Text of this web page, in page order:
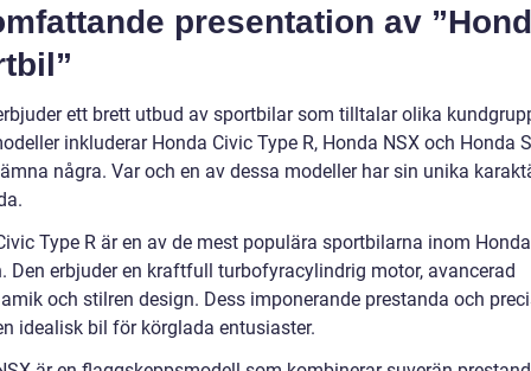
presentation av
ett brett utbud av sportbilar som tilltalar olika
inkluderar Honda Civic Type R, Honda NSX och Honda
några. Var och en av dessa modeller har sin unika
Type R är en av de mest populära sportbilarna inom
Den erbjuder en kraftfull turbofyracylindrig motor, avancerad
och stilren design. Dess imponerande prestanda och
idealisk bil för körglada entusiaster.